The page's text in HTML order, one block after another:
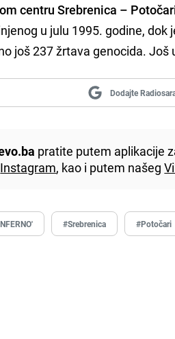
centru Srebrenica –
u julu 1995. godine,
još 237 žrtava genocida.
Dodajte
pratite putem aplikacije
Instagram, kao i putem našeg
#Srebrenica #Potočari